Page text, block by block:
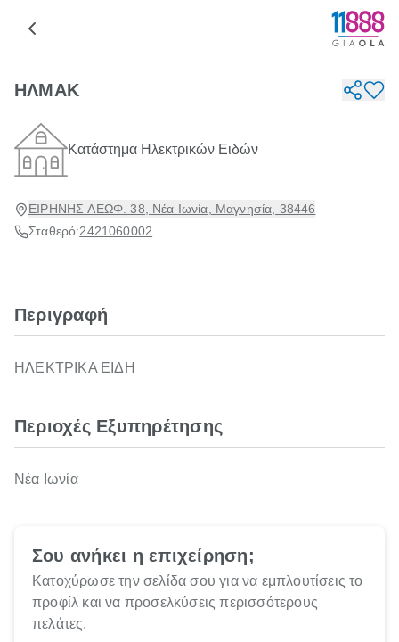
ΗΛΜΑΚ
Κατάστημα Ηλεκτρικών Ειδών
ΕΙΡΗΝΗΣ ΛΕΩΦ. 38, Νέα Ιωνία, Μαγνησία, 38446
Σταθερό:2421060002
Περιγραφή
ΗΛΕΚΤΡΙΚΑ ΕΙΔΗ
Περιοχές Εξυπηρέτησης
Νέα Ιωνία
Σου ανήκει η επιχείρηση;
Κατοχύρωσε την σελίδα σου για να εμπλουτίσεις το
προφίλ και να προσελκύσεις περισσότερους
πελάτες.